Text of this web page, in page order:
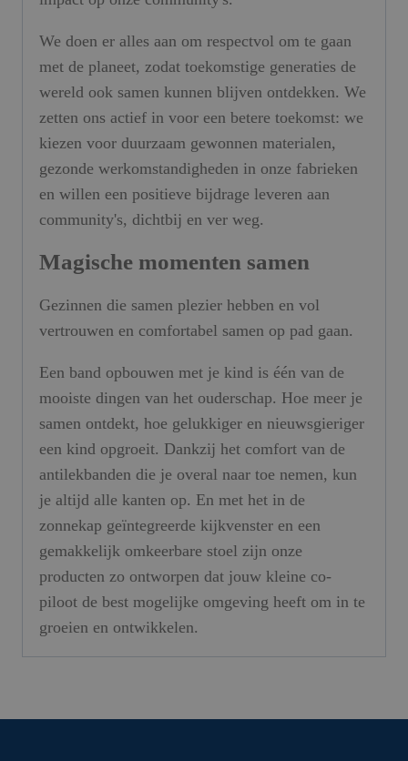
We doen er alles aan om respectvol om te gaan
met de planeet, zodat toekomstige generaties de
wereld ook samen kunnen blijven ontdekken. We
zetten ons actief in voor een betere toekomst: we
kiezen voor duurzaam gewonnen materialen,
gezonde werkomstandigheden in onze fabrieken
en willen een positieve bijdrage leveren aan
community's, dichtbij en ver weg.
Magische momenten samen
Gezinnen die samen plezier hebben en vol
vertrouwen en comfortabel samen op pad gaan.
Een band opbouwen met je kind is één van de
mooiste dingen van het ouderschap. Hoe meer je
samen ontdekt, hoe gelukkiger en nieuwsgieriger
een kind opgroeit. Dankzij het comfort van de
antilekbanden die je overal naar toe nemen, kun
je altijd alle kanten op. En met het in de
zonnekap geïntegreerde kijkvenster en een
gemakkelijk omkeerbare stoel zijn onze
producten zo ontworpen dat jouw kleine co-
piloot de best mogelijke omgeving heeft om in te
groeien en ontwikkelen.